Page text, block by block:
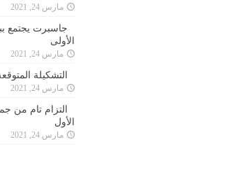
مارس 24, 2021
جاسبرت يجتمع
الأولى
مارس 24, 2021
التشكيلة
مارس 24, 2021
التزام تام من
الأول
مارس 24, 2021